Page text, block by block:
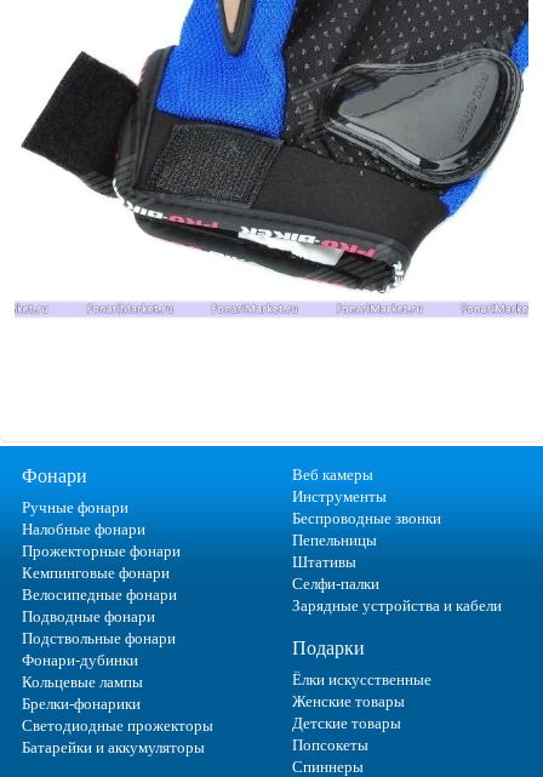
Фонари
Ручные фонари
Налобные фонари
Прожекторные фонари
Кемпинговые фонари
Велосипедные фонари
Подводные фонари
Подствольные фонари
Фонари-дубинки
Кольцевые лампы
Брелки-фонарики
Светодиодные прожекторы
Батарейки и аккумуляторы
Веб камеры
Инструменты
Беспроводные звонки
Пепельницы
Штативы
Селфи-палки
Зарядные устройства и кабели
Подарки
Ёлки искусственные
Женские товары
Детские товары
Попсокеты
Спиннеры